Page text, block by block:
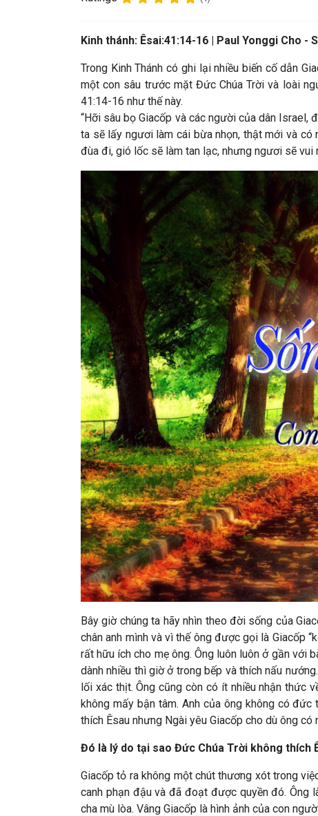
Kinh thánh: Êsai:41:14-16 | Paul Yonggi Cho -
Trong Kinh Thánh có ghi lại nhiều biến cố dẫn
một con sâu trước mặt Đức Chúa Trời và loài
41:14-16 như thế này.
“Hỡi sâu bọ Giacốp và các người của dân
ta sẽ lấy ngươi làm cái bừa nhọn, thật mới và có
đùa đi, gió lốc sẽ làm tan lạc, nhưng ngươi sẽ
Bây giờ chúng ta hãy nhìn theo đời sống của
chân anh mình và vì thế ông được gọi là Giacốp
rất hữu ích cho mẹ ông. Ông luôn luôn ở gần với
dành nhiều thì giờ ở trong bếp và thích nấu
lối xác thịt. Ông cũng còn có ít nhiều nhận thức
không mấy bận tâm. Anh của ông không có
thích Êsau nhưng Ngài yêu Giacốp cho dù ông
Đó là lý do tại sao Đức Chúa Trời không thích
Giacốp tỏ ra không một chút thương xót trong
canh phạn đậu và đã đoạt được quyền đó. Ông
cha mù lòa. Vâng Giacốp là hình ảnh của con